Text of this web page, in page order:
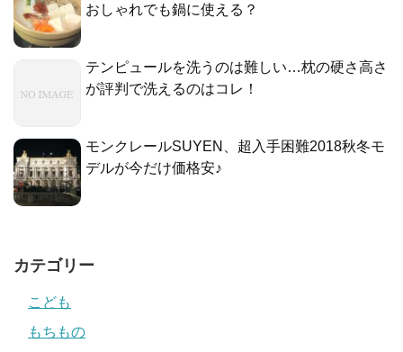
おしゃれでも鍋に使える？
テンピュールを洗うのは難しい…枕の硬さ高さ
が評判で洗えるのはコレ！
モンクレールSUYEN、超入手困難2018秋冬モ
デルが今だけ価格安♪
カテゴリー
こども
もちもの